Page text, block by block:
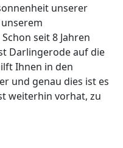
unserer
seit 8 Jahren
Darlingerode auf die
Ihnen in den
und genau dies ist es
weiterhin vorhat, zu